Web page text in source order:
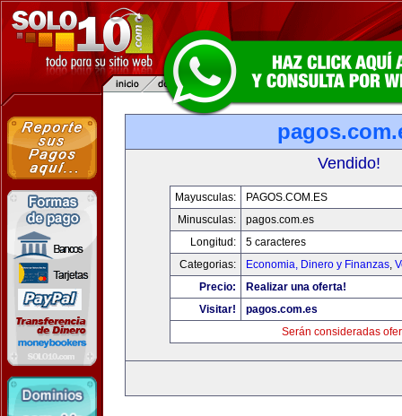
Vendido!
Mayusculas:
PAGOS.COM.ES
Minusculas:
pagos.com.es
Longitud:
5 caracteres
Categorias:
Economia, Dinero y Finanzas,
Precio:
Realizar una oferta!
Visitar!
pagos.com.es
Serán consideradas